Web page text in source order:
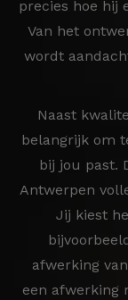
precies hoe hij
Van het
wordt
Naast
belangrijk om
bij jou past.
Antwerpen
Jij kiest
afwerking
een afwerking